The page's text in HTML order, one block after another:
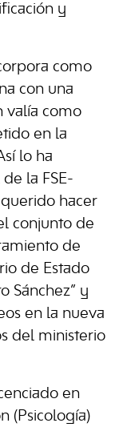
y
como
con una
valía como
en la
lo ha
la FSE-
querido hacer
conjunto de
de
de Estado
Sánchez” y
en la nueva
del ministerio
en
(Psicología)